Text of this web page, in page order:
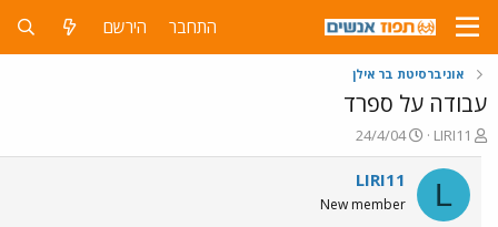
התחבר הירשם
אוניברסיטת בר אילן
עבודה על ספרד
פ
ו
ת
ח
ה
LIRI11
פ
ו
ר
ם
24/4/04
L
LIRI11
New member